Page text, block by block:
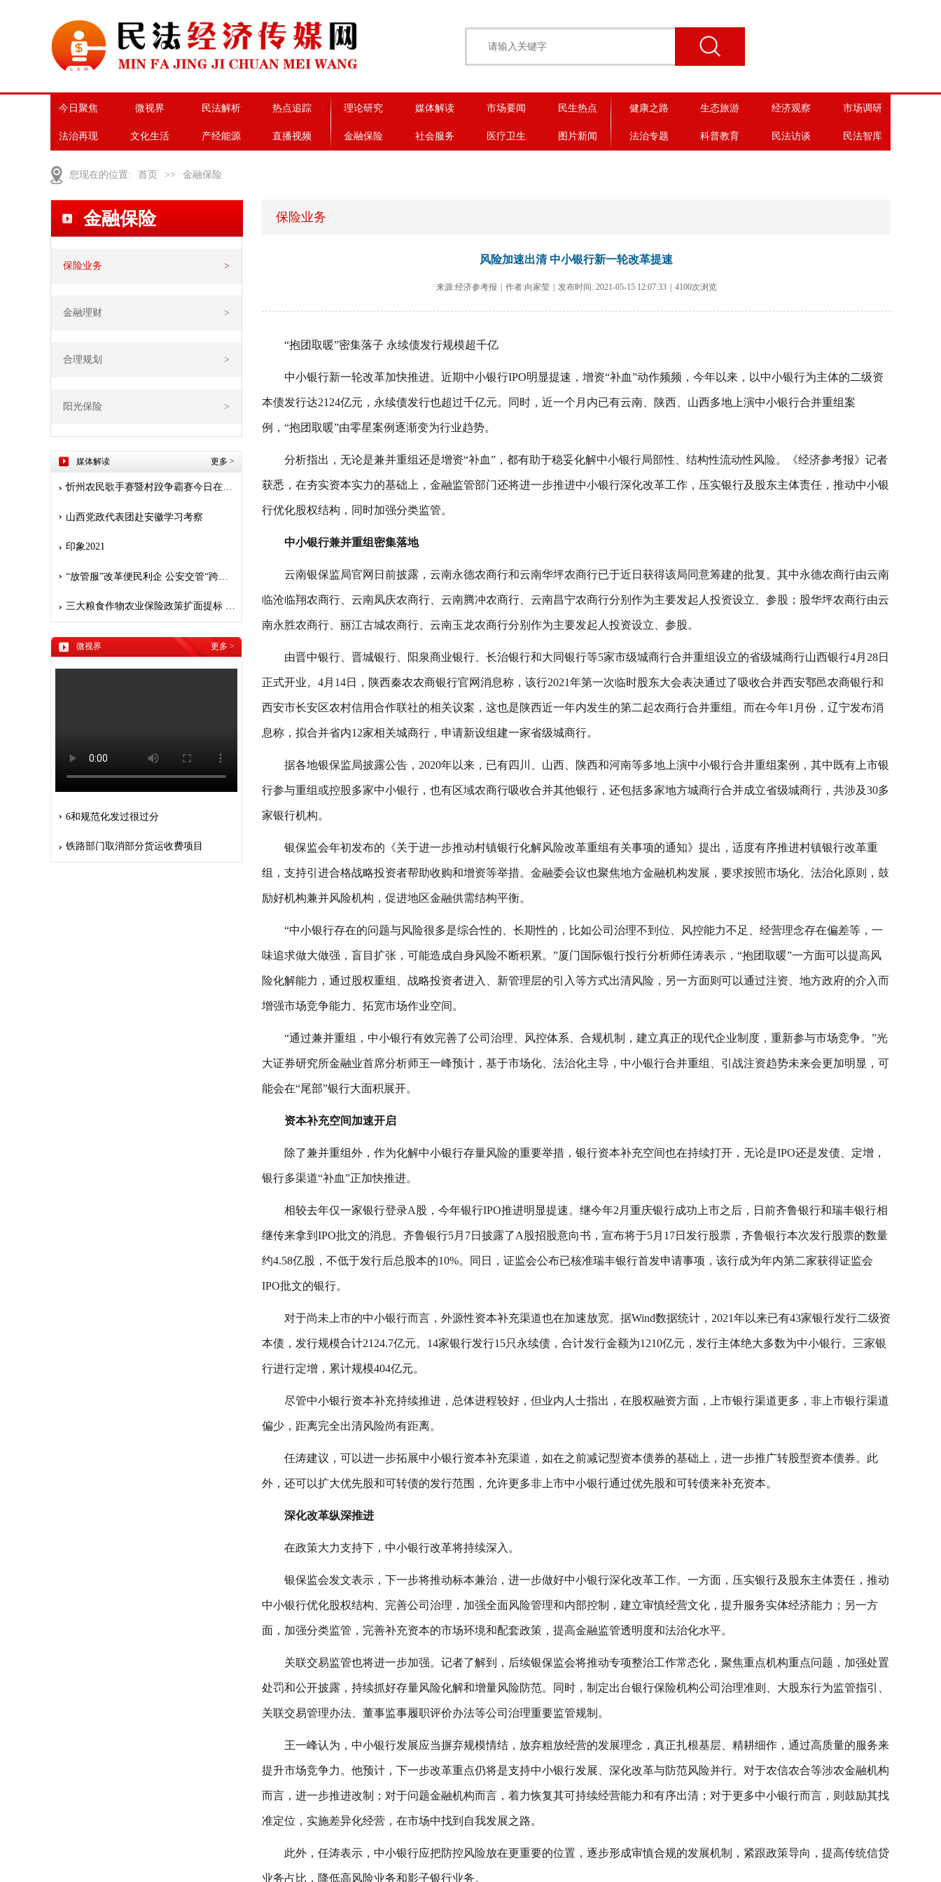
今日聚焦 微视界 民法解析 热点追踪 理论研究 媒体解读 市场要闻 民生热点 健康之路 生态旅游 经济观察 市场调研
法治再现 文化生活 产经能源 直播视频 金融保险 社会服务 医疗卫生 图片新闻 法治专题 科普教育 民法访谈 民法智库
您现在的位置: 首页 >> 金融保险
金融保险
保险业务 >
金融理财 >
合理规划 >
阳光保险 >
媒体解读 更多 >
忻州农民歌手赛暨村跤争霸赛今日在堡子山庄开赛
山西党政代表团赴安徽学习考察
印象2021
三大粮食作物农业保险政策扩面提标 保险护航 安心种粮
微视界 更多 >
6和规范化发过很过分
铁路部门取消部分货运收费项目
保险业务
风险加速出清 中小银行新一轮改革提速
来源:经济参考报 | 作者:向家莹 | 发布时间: 2021-05-15 12:07:33 | 4100次浏览
“抱团取暖”密集落子 永续债发行规模超千亿
中小银行新一轮改革加快推进。近期中小银行IPO明显提速，增资“补血”动作频频，今年以来，以中小银行为主体的二级资
本债发行达2124亿元，永续债发行也超过千亿元。同时，近一个月内已有云南、陕西、山西多地上演中小银行合并重组案
例，“抱团取暖”由零星案例逐渐变为行业趋势。
分析指出，无论是兼并重组还是增资“补血”，都有助于稳妥化解中小银行局部性、结构性流动性风险。《经济参考报》记者
获悉，在夯实资本实力的基础上，金融监管部门还将进一步推进中小银行深化改革工作，压实银行及股东主体责任，推动中小银
行优化股权结构，同时加强分类监管。
中小银行兼并重组密集落地
云南银保监局官网日前披露，云南永德农商行和云南华坪农商行已于近日获得该局同意筹建的批复。其中永德农商行由云南
临沧临翔农商行、云南凤庆农商行、云南腾冲农商行、云南昌宁农商行分别作为主要发起人投资设立、参股；股华坪农商行由云
南永胜农商行、丽江古城农商行、云南玉龙农商行分别作为主要发起人投资设立、参股。
由晋中银行、晋城银行、阳泉商业银行、长治银行和大同银行等5家市级城商行合并重组设立的省级城商行山西银行4月28日
正式开业。4月14日，陕西秦农农商银行官网消息称，该行2021年第一次临时股东大会表决通过了吸收合并西安鄠邑农商银行和
西安市长安区农村信用合作联社的相关议案，这也是陕西近一年内发生的第二起农商行合并重组。而在今年1月份，辽宁发布消
息称，拟合并省内12家相关城商行，申请新设组建一家省级城商行。
据各地银保监局披露公告，2020年以来，已有四川、山西、陕西和河南等多地上演中小银行合并重组案例，其中既有上市银
行参与重组或控股多家中小银行，也有区域农商行吸收合并其他银行，还包括多家地方城商行合并成立省级城商行，共涉及30多
家银行机构。
银保监会年初发布的《关于进一步推动村镇银行化解风险改革重组有关事项的通知》提出，适度有序推进村镇银行改革重
组，支持引进合格战略投资者帮助收购和增资等举措。金融委会议也聚焦地方金融机构发展，要求按照市场化、法治化原则，鼓
励好机构兼并风险机构，促进地区金融供需结构平衡。
“中小银行存在的问题与风险很多是综合性的、长期性的，比如公司治理不到位、风控能力不足、经营理念存在偏差等，一
味追求做大做强，盲目扩张，可能造成自身风险不断积累。”厦门国际银行投行分析师任涛表示，“抱团取暖”一方面可以提高风
险化解能力，通过股权重组、战略投资者进入、新管理层的引入等方式出清风险，另一方面则可以通过注资、地方政府的介入而
增强市场竞争能力、拓宽市场作业空间。
“通过兼并重组，中小银行有效完善了公司治理、风控体系、合规机制，建立真正的现代企业制度，重新参与市场竞争。”光
大证券研究所金融业首席分析师王一峰预计，基于市场化、法治化主导，中小银行合并重组、引战注资趋势未来会更加明显，可
能会在“尾部”银行大面积展开。
资本补充空间加速开启
除了兼并重组外，作为化解中小银行存量风险的重要举措，银行资本补充空间也在持续打开，无论是IPO还是发债、定增，
银行多渠道“补血”正加快推进。
相较去年仅一家银行登录A股，今年银行IPO推进明显提速。继今年2月重庆银行成功上市之后，日前齐鲁银行和瑞丰银行相
继传来拿到IPO批文的消息。齐鲁银行5月7日披露了A股招股意向书，宣布将于5月17日发行股票，齐鲁银行本次发行股票的数量
约4.58亿股，不低于发行后总股本的10%。同日，证监会公布已核准瑞丰银行首发申请事项，该行成为年内第二家获得证监会
IPO批文的银行。
对于尚未上市的中小银行而言，外源性资本补充渠道也在加速放宽。据Wind数据统计，2021年以来已有43家银行发行二级资
本债，发行规模合计2124.7亿元。14家银行发行15只永续债，合计发行金额为1210亿元，发行主体绝大多数为中小银行。三家银
行进行定增，累计规模404亿元。
尽管中小银行资本补充持续推进，总体进程较好，但业内人士指出，在股权融资方面，上市银行渠道更多，非上市银行渠道
偏少，距离完全出清风险尚有距离。
任涛建议，可以进一步拓展中小银行资本补充渠道，如在之前减记型资本债券的基础上，进一步推广转股型资本债券。此
外，还可以扩大优先股和可转债的发行范围，允许更多非上市中小银行通过优先股和可转债来补充资本。
深化改革纵深推进
在政策大力支持下，中小银行改革将持续深入。
银保监会发文表示，下一步将推动标本兼治，进一步做好中小银行深化改革工作。一方面，压实银行及股东主体责任，推动
中小银行优化股权结构、完善公司治理，加强全面风险管理和内部控制，建立审慎经营文化，提升服务实体经济能力；另一方
面，加强分类监管，完善补充资本的市场环境和配套政策，提高金融监管透明度和法治化水平。
关联交易监管也将进一步加强。记者了解到，后续银保监会将推动专项整治工作常态化，聚焦重点机构重点问题，加强处置
处罚和公开披露，持续抓好存量风险化解和增量风险防范。同时，制定出台银行保险机构公司治理准则、大股东行为监管指引、
关联交易管理办法、董事监事履职评价办法等公司治理重要监管规制。
王一峰认为，中小银行发展应当摒弃规模情结，放弃粗放经营的发展理念，真正扎根基层、精耕细作，通过高质量的服务来
提升市场竞争力。他预计，下一步改革重点仍将是支持中小银行发展、深化改革与防范风险并行。对于农信农合等涉农金融机构
而言，进一步推进改制；对于问题金融机构而言，着力恢复其可持续经营能力和有序出清；对于更多中小银行而言，则鼓励其找
准定位，实施差异化经营，在市场中找到自我发展之路。
此外，任涛表示，中小银行应把防控风险放在更重要的位置，逐步形成审慎合规的发展机制，紧跟政策导向，提高传统信贷
业务占比，降低高风险业务和影子银行业务。